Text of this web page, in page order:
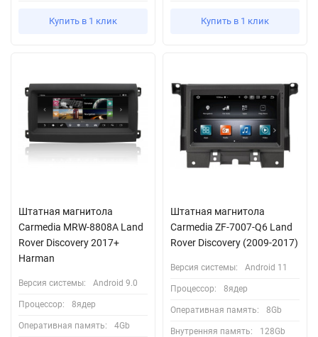
Купить в 1 клик Купить в 1 клик
Штатная магнитола
Carmedia MRW-8808A Land
Rover Discovery 2017+
Harman
Версия системы: Android 9.0
Процессор: 8ядер
Оперативная память: 4Gb
Штатная магнитола
Carmedia ZF-7007-Q6 Land
Rover Discovery (2009-2017)
Версия системы: Android 11
Процессор: 8ядер
Оперативная память: 8Gb
Внутренняя память: 128Gb